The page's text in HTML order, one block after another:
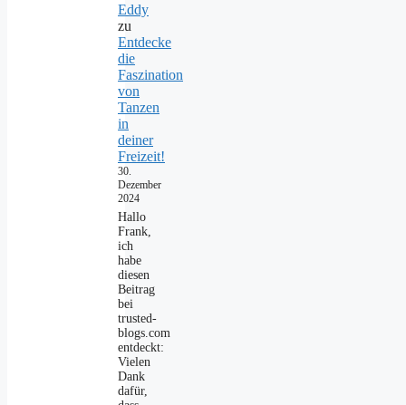
Eddy
zu
Entdecke
die
Faszination
von
Tanzen
in
deiner
Freizeit!
30.
Dezember
2024
Hallo
Frank,
ich
habe
diesen
Beitrag
bei
trusted-
blogs.com
entdeckt:
Vielen
Dank
dafür,